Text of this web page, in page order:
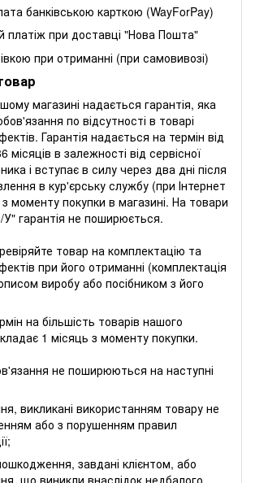
банківською карткою (WayForPay)
платіж при доставці "Нова Пошта"
при отриманні (при самовивозі)
магазині надається гарантія, яка
по відсутності в товарі
Гарантія надається на термін від
місяців в залежності від сервісної
і вступає в силу через два дні після
в кур'єрську службу (при Інтернет
моменту покупки в магазині. На товари
гарантія не поширюється.
товар на комплектацію та
при його отриманні (комплектація
виробу або посібником з його
на більшість товарів нашого
1 місяць з моменту покупки.
не поширюються на наступні
викликані використанням товару не
або з порушенням правил
завдані клієнтом, або